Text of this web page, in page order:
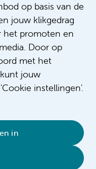
op basis van de
jouw klikgedrag
het promoten en
Door op
met het
jouw
instellingen'.
in